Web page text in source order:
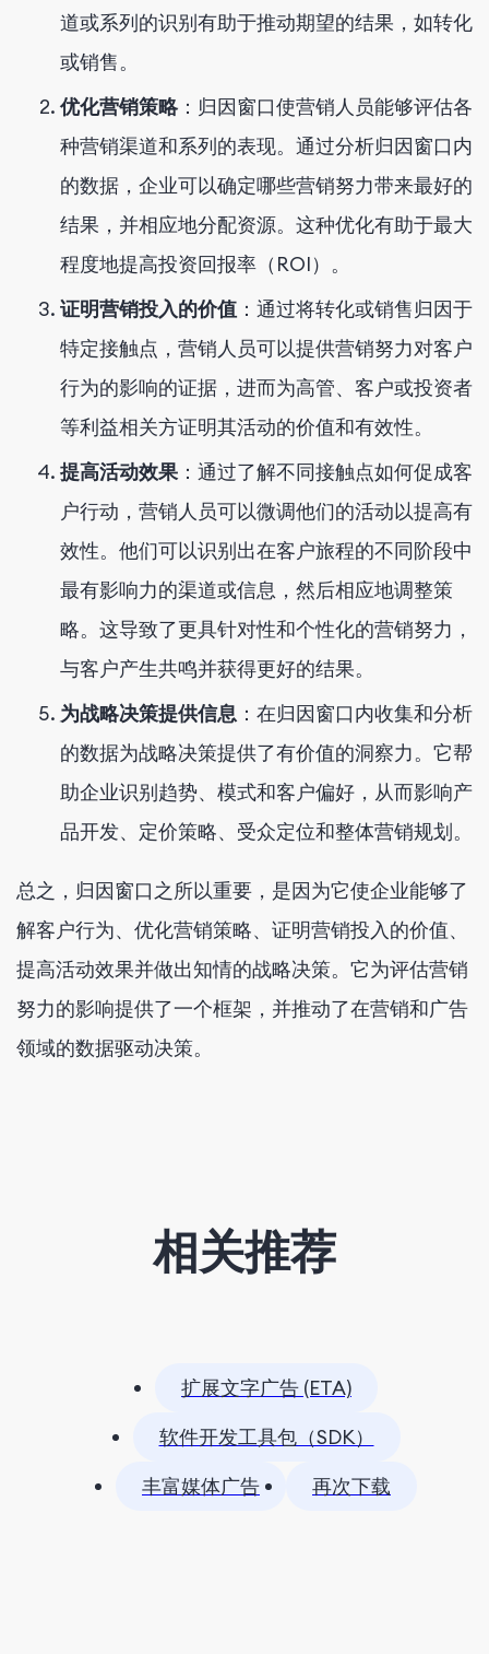
道或系列的识别有助于推动期望的结果，如转化
或销售。
优化营销策略 ：归因窗口使营销人员能够评估各
种营销渠道和系列的表现。通过分析归因窗口内
的数据，企业可以确定哪些营销努力带来最好的
结果，并相应地分配资源。这种优化有助于最大
程度地提高投资回报率（ROI）。
证明营销投入的价值 ：通过将转化或销售归因于
特定接触点，营销人员可以提供营销努力对客户
行为的影响的证据，进而为高管、客户或投资者
等利益相关方证明其活动的价值和有效性。
提高活动效果：通过了解不同接触点如何促成客
户行动，营销人员可以微调他们的活动以提高有
效性。他们可以识别出在客户旅程的不同阶段中
最有影响力的渠道或信息，然后相应地调整策
略。这导致了更具针对性和个性化的营销努力，
与客户产生共鸣并获得更好的结果。
为战略决策提供信息 ：在归因窗口内收集和分析
的数据为战略决策提供了有价值的洞察力。它帮
助企业识别趋势、模式和客户偏好，从而影响产
品开发、定价策略、受众定位和整体营销规划。
总之，归因窗口之所以重要，是因为它使企业能够了
解客户行为、优化营销策略、证明营销投入的价值、
提高活动效果并做出知情的战略决策。它为评估营销
努力的影响提供了一个框架，并推动了在营销和广告
领域的数据驱动决策。
相关推荐
扩展文字广告 (ETA)
软件开发工具包（SDK）
丰富媒体广告
再次下载